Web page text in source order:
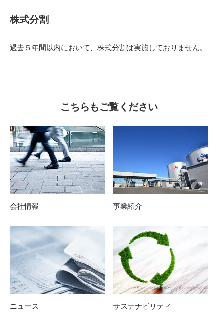
株式分割
過去５年間以内において、株式分割は実施しておりません。
こちらもご覧ください
会社情報 事業紹介
ニュース サステナビリティ